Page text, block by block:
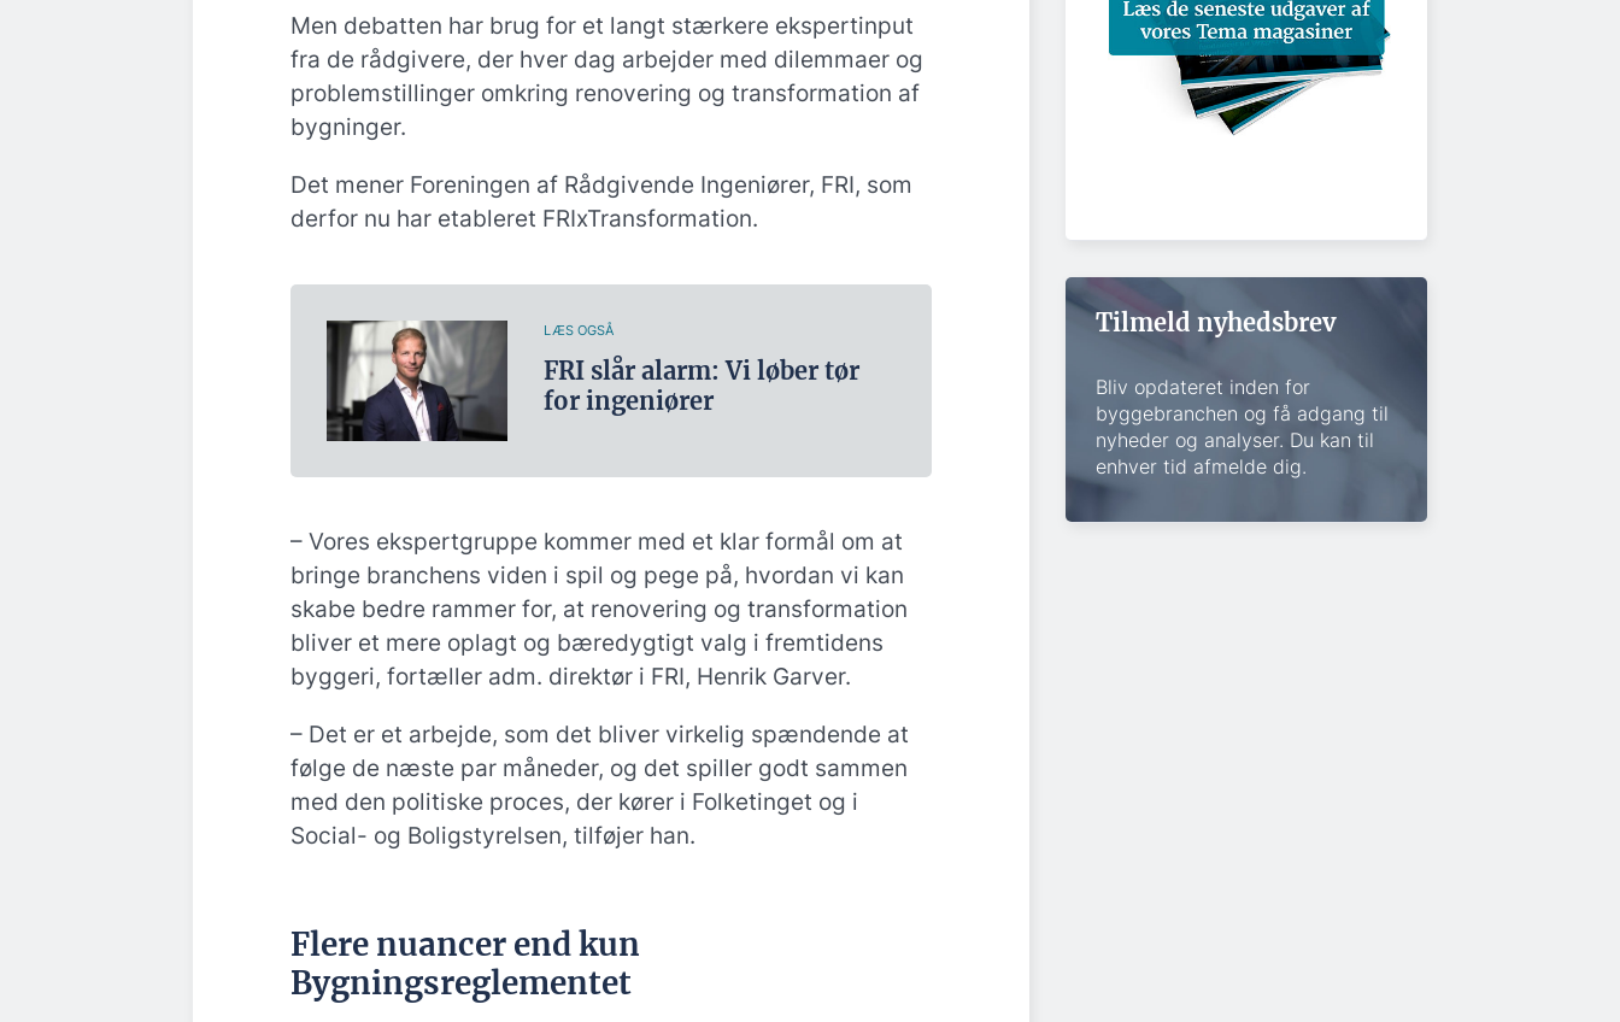
Men debatten har brug for et langt stærkere ekspertinput
fra de rådgivere, der hver dag arbejder med dilemmaer og
problemstillinger omkring renovering og transformation af
bygninger.
Det mener Foreningen af Rådgivende Ingeniører, FRI, som
derfor nu har etableret FRIxTransformation.
LÆS OGSÅ
FRI slår alarm: Vi løber tør
for ingeniører
– Vores ekspertgruppe kommer med et klar formål om at
bringe branchens viden i spil og pege på, hvordan vi kan
skabe bedre rammer for, at renovering og transformation
bliver et mere oplagt og bæredygtigt valg i fremtidens
byggeri, fortæller adm. direktør i FRI, Henrik Garver.
– Det er et arbejde, som det bliver virkelig spændende at
følge de næste par måneder, og det spiller godt sammen
med den politiske proces, der kører i Folketinget og i
Social- og Boligstyrelsen, tilføjer han.
Flere nuancer end kun
Bygningsreglementet
Tilmeld nyhedsbrev
Bliv opdateret inden for
byggebranchen og få adgang til
nyheder og analyser. Du kan til
enhver tid afmelde dig.